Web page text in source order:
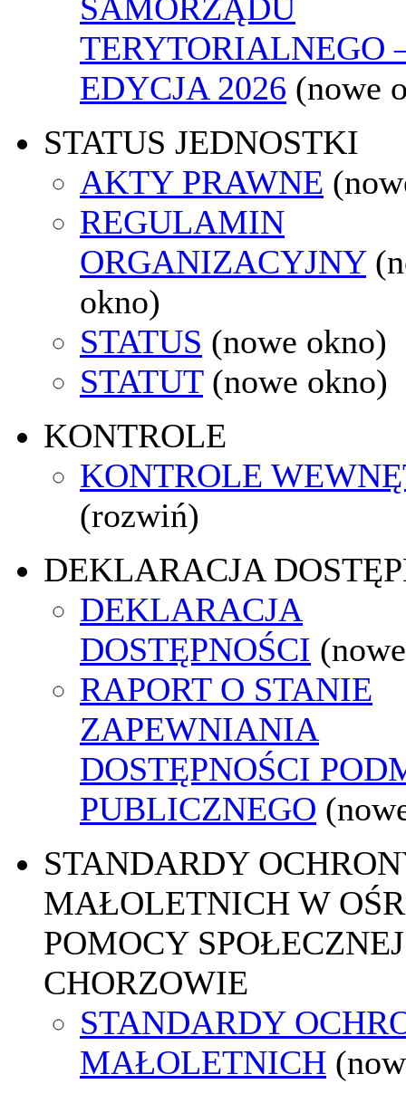
SAMORZĄDU
TERYTORIALNEGO
EDYCJA 2026 (nowe
STATUS JEDNOSTKI
AKTY PRAWNE
REGULAMIN
ORGANIZACYJNY
okno)
STATUS (nowe okno)
STATUT (nowe okno)
KONTROLE
KONTROLE
(rozwiń)
DEKLARACJA
DEKLARACJA
DOSTĘPNOŚCI
RAPORT O STANIE
ZAPEWNIANIA
DOSTĘPNOŚCI
PUBLICZNEGO
STANDARDY
MAŁOLETNICH W
POMOCY
CHORZOWIE
STANDARDY
MAŁOLETNICH